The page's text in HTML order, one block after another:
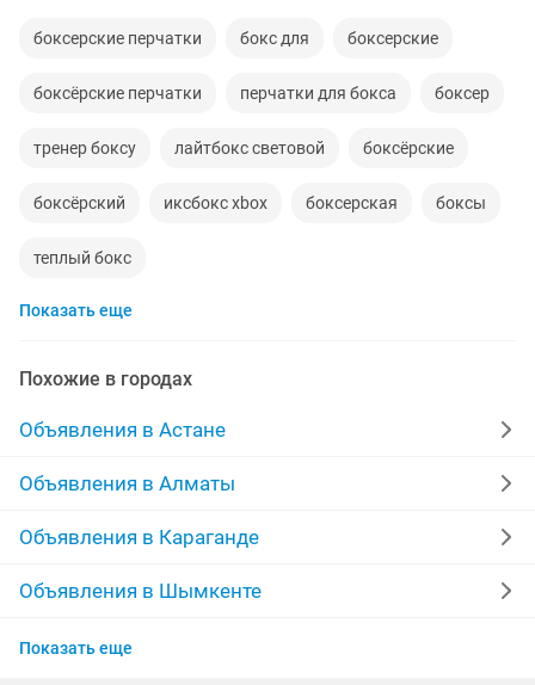
боксерские перчатки бокс для боксерские
боксёрские перчатки перчатки для бокса боксер
тренер боксу лайтбокс световой боксёрские
боксёрский иксбокс xbox боксерская боксы
теплый бокс
Показать еще
Похожие в городах
Объявления в Астане
Объявления в Алматы
Объявления в Караганде
Объявления в Шымкенте
Объявления в Усть-Каменогорске
Показать еще